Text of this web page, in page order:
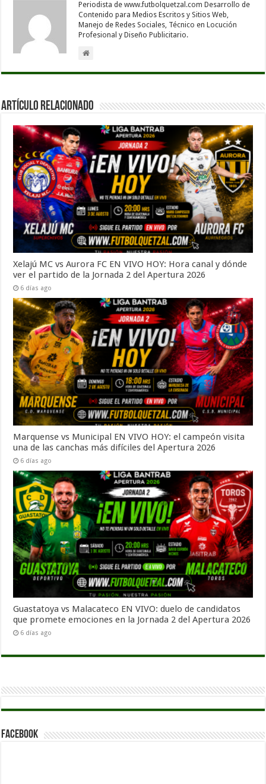
Periodista de www.futbolquetzal.com Desarrollo de
Contenido para Medios Escritos y Sitios Web,
Manejo de Redes Sociales, Técnico en Locución
Profesional y Diseño Publicitario.
Artículo Relacionado
Xelajú MC vs Aurora FC EN VIVO HOY: Hora canal y dónde
ver el partido de la Jornada 2 del Apertura 2026
6 días ago
Marquense vs Municipal EN VIVO HOY: el campeón visita
una de las canchas más difíciles del Apertura 2026
6 días ago
Guastatoya vs Malacateco EN VIVO: duelo de candidatos
que promete emociones en la Jornada 2 del Apertura 2026
6 días ago
Facebook